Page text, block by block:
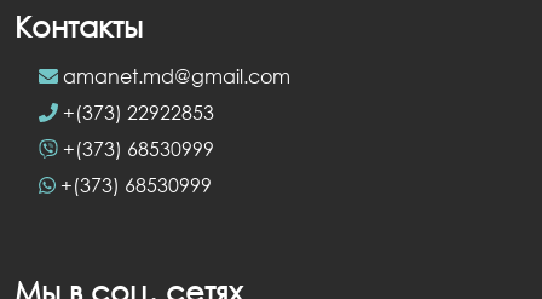
Контакты
amanet.md@gmail.com
+(373) 22922853
+(373) 68530999
+(373) 68530999
Мы в соц. сетях